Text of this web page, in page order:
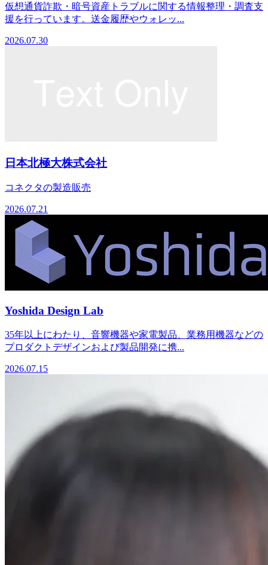
仮想通貨詐欺・暗号資産トラブルに関する情報整理・調査支
援を行っています。送金履歴やウォレッ...
2026.07.30
日本北極大株式会社
コネクタの製造販売
2026.07.21
Yoshida Design Lab
35年以上にわたり、音響機器や家電製品、業務用機器などの
プロダクトデザインおよび製品開発に携...
2026.07.15